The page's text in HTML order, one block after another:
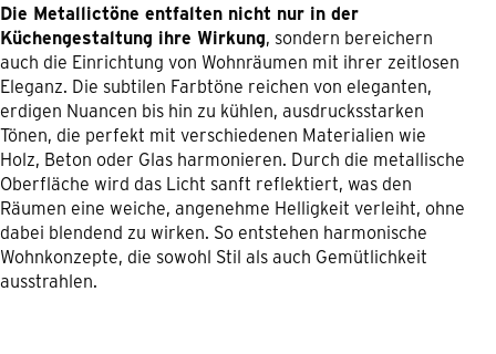
Die Metallictöne entfalten nicht nur in der
Küchengestaltung ihre Wirkung, sondern bereichern
auch die Einrichtung von Wohnräumen mit ihrer zeitlosen
Eleganz. Die subtilen Farbtöne reichen von eleganten,
erdigen Nuancen bis hin zu kühlen, ausdrucksstarken
Tönen, die perfekt mit verschiedenen Materialien wie
Holz, Beton oder Glas harmonieren. Durch die metallische
Oberfläche wird das Licht sanft reflektiert, was den
Räumen eine weiche, angenehme Helligkeit verleiht, ohne
dabei blendend zu wirken. So entstehen harmonische
Wohnkonzepte, die sowohl Stil als auch Gemütlichkeit
ausstrahlen.